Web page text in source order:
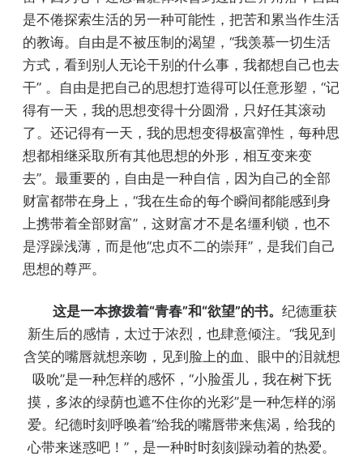
是不倦探索生活的另一种可能性，把苦和累当作生活
的教诲。自由是不被压制的渴望，“我羡慕一切生活
方式，看到别人无论干别的什么事，我都想自己也去
干” 。自由是把自己的思想打造得可以任意形塑，“记
得有一天，我的思想变得十分圆滑，只好任其滚动
了。还记得有一天，我的思想变得极富弹性，每种思
想都相继采取所有其他思想的外形，相互变来变
去”。最重要的，自由是一种自信，因为自己的全部
财富都带在身上，“我在生命的每个瞬间都能感到身
上携带着全部财富”，这财富才不是名缰利锁，也不
是浮躁浅薄，而是他“忠贞不二的崇拜”，是我们自己
思想的尊严。
这是一本撩拨着“青春”和“欲望”的书。纪德重获
新生后的感情，太过于浓烈，也肆意倾注。“我见到
含笑的嘴唇就想亲吻，见到脸上的血、眼中的泪就想
吸吮”是一种怎样的感怀，“小脸蛋儿，我在树下抚
摸，多浓的绿荫也遮不住你的光彩”是一种怎样的溺
爱。纪德时刻呼唤着“给我的嘴唇带来焦渴，给我的
心带来迷惑吧！”，是一种时时刻刻躁动着的热爱。